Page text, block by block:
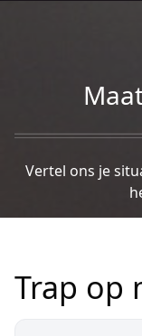
Vertel ons je
Trap op